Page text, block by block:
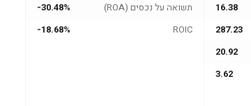
16.38
287.23
20.92
3.62
תשואה על נכסים (ROA)
-30.48%
ROIC
-18.68%